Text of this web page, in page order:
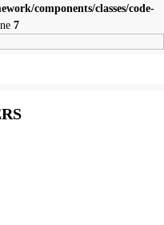
components/classes/code-
7